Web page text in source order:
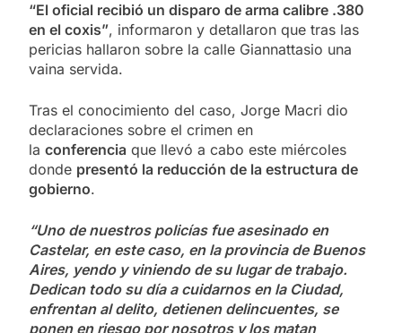
“El oficial recibió un disparo de arma calibre .380
en el coxis”, informaron y detallaron que tras las
pericias hallaron sobre la calle Giannattasio una
vaina servida.
Tras el conocimiento del caso, Jorge Macri dio
declaraciones sobre el crimen en
la conferencia que llevó a cabo este miércoles
donde presentó la reducción de la estructura de
gobierno.
“Uno de nuestros policías fue asesinado en
Castelar, en este caso, en la provincia de Buenos
Aires, yendo y viniendo de su lugar de trabajo.
Dedican todo su día a cuidarnos en la Ciudad,
enfrentan al delito, detienen delincuentes, se
ponen en riesgo por nosotros y los matan